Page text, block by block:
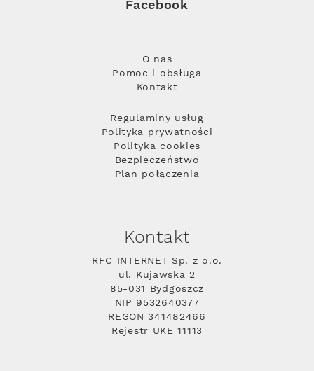
Facebook
O nas
Pomoc i obsługa
Kontakt
Regulaminy usług
Polityka prywatności
Polityka cookies
Bezpieczeństwo
Plan połączenia
Kontakt
RFC INTERNET Sp. z o.o.
ul. Kujawska 2
85-031 Bydgoszcz
NIP 9532640377
REGON 341482466
Rejestr UKE 11113